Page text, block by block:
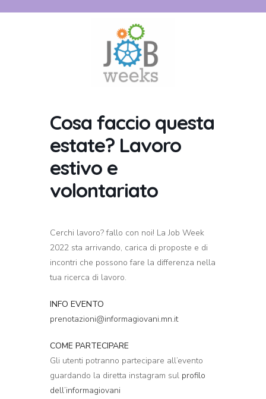
Cosa faccio questa
estate? Lavoro
estivo e
volontariato
Cerchi lavoro? fallo con noi! La Job Week
2022 sta arrivando, carica di proposte e di
incontri che possono fare la differenza nella
tua ricerca di lavoro.
INFO EVENTO
prenotazioni@informagiovani.mn.it
COME PARTECIPARE
Gli utenti potranno partecipare all’evento
guardando la diretta instagram sul profilo
dell’informagiovani